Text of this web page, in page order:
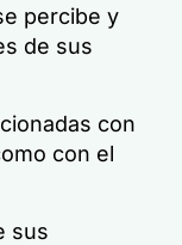
percibe y
de sus
con
con el
sus